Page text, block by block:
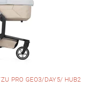
PRO GEO3/DAY5/ HUB2